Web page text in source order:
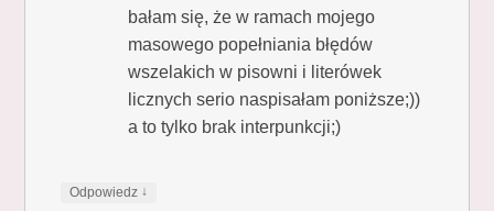
bałam się, że w ramach mojego
masowego popełniania błędów
wszelakich w pisowni i literówek
licznych serio naspisałam poniższe;))
a to tylko brak interpunkcji;)
Odpowiedz ↓